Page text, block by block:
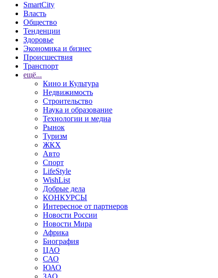
SmartCity
Власть
Общество
Тенденции
Здоровье
Экономика и бизнес
Происшествия
Транспорт
ещё...
Кино и Культура
Недвижимость
Строительство
Наука и образование
Технологии и медиа
Рынок
Туризм
ЖКХ
Авто
Спорт
LifeStyle
WishList
Добрые дела
КОНКУРСЫ
Интересное от партнеров
Новости России
Новости Мира
Африка
Биография
ЦАО
САО
ЮАО
ЗАО